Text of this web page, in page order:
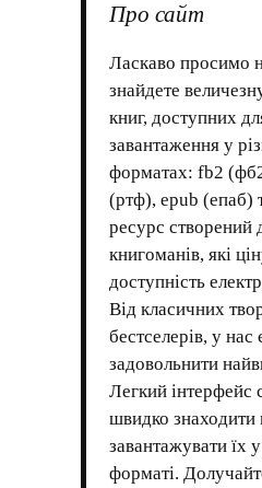
Про сайт
Ласкаво просимо
знайдете
книг, доступних
завантаження у
форматах: fb2
(ртф), epub
ресурс створений
книгоманів, які
доступність
Від класичних
бестселерів, у
задовольнити
Легкий інтерфейс
швидко знаходити
завантажувати їх
форматі.